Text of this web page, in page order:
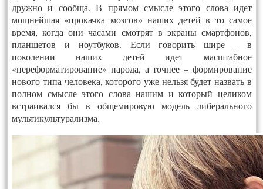
дружно и сообща. В прямом смысле этого слова идет
мощнейшая «прокачка мозгов» наших детей в то самое
время, когда они часами смотрят в экраны смартфонов,
планшетов и ноутбуков. Если говорить шире – в
поколении наших детей идет масштабное
«переформатирование» народа, а точнее – формирование
нового типа человека, которого уже нельзя будет назвать в
полном смысле этого слова нашим и который целиком
встраивался бы в общемировую модель либерального
мультикультурализма.